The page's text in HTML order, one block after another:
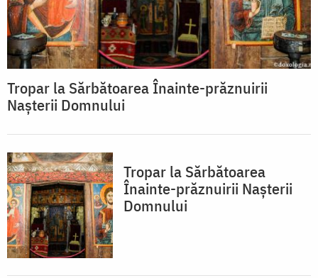
Tropar la Sărbătoarea Înainte-prăznuirii
Naşterii Domnului
Tropar la Sărbătoarea
Înainte-prăznuirii Naşterii
Domnului